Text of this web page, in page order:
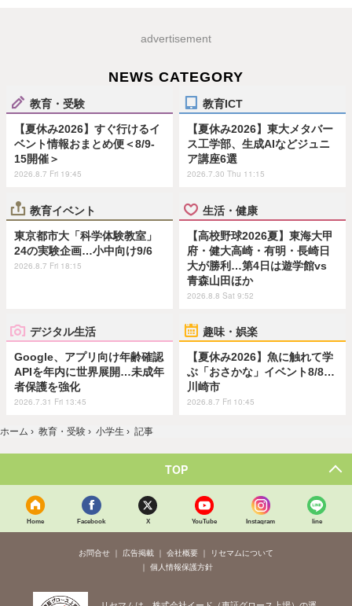
advertisement
NEWS CATEGORY
教育・受験
【夏休み2026】すぐ行けるイ
ベント情報おまとめ便＜8/9-
15開催＞
2026.8.7 Fri 19:45
教育ICT
【夏休み2026】東大メタバー
ス工学部、生成AIなどジュニ
ア講座6選
2026.7.30 Thu 11:15
教育イベント
東京都市大「科学体験教室」
24の実験企画…小中向け9/6
2026.8.7 Fri 18:15
生活・健康
【高校野球2026夏】東海大甲
府・健大高崎・有明・長崎日
大が勝利…第4日は遊学館vs
青森山田ほか
2026.8.8 Sat 9:52
デジタル生活
Google、アプリ向け年齢確認
APIを年内に世界展開…未成年
者保護を強化
2026.7.31 Fri 13:45
趣味・娯楽
【夏休み2026】魚に触れて学
ぶ「おさかな」イベント8/8…
川崎市
2026.8.7 Fri 10:45
ホーム › 教育・受験 › 小学生 › 記事
TOP
Home Facebook X YouTube Instagram line
お問合せ 広告掲載 会社概要
リセマムについて
個人情報保護方針